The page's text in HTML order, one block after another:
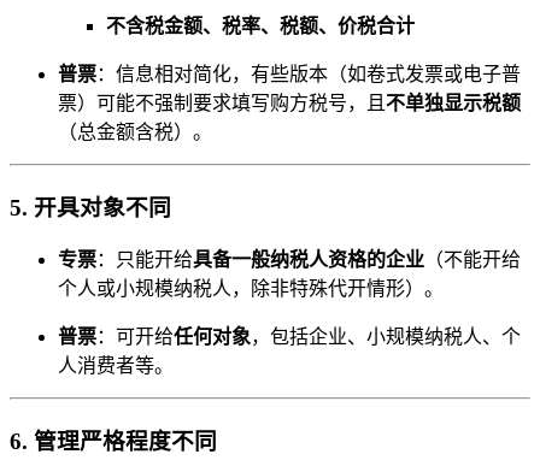
不含税金额、税率、税额、价税合计
普票：信息相对简化，有些版本（如卷式发票或电子普
票）可能不强制要求填写购方税号，且 不单独显示税额
（总金额含税）。
5. 开具对象不同
专票：只能开给具备一般纳税人资格的企业 （不能开给
个人或小规模纳税人，除非特殊代开情形）。
普票：可开给任何对象，包括企业、小规模纳税人、个
人消费者等。
6. 管理严格程度不同